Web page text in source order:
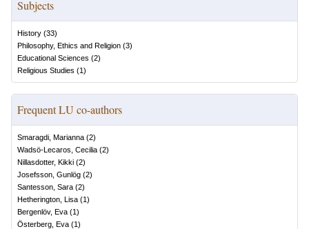
Subjects
History (33)
Philosophy, Ethics and Religion (3)
Educational Sciences (2)
Religious Studies (1)
Frequent LU co-authors
Smaragdi, Marianna (2)
Wadsö-Lecaros, Cecilia (2)
Nillasdotter, Kikki (2)
Josefsson, Gunlög (2)
Santesson, Sara (2)
Hetherington, Lisa (1)
Bergenlöv, Eva (1)
Österberg, Eva (1)